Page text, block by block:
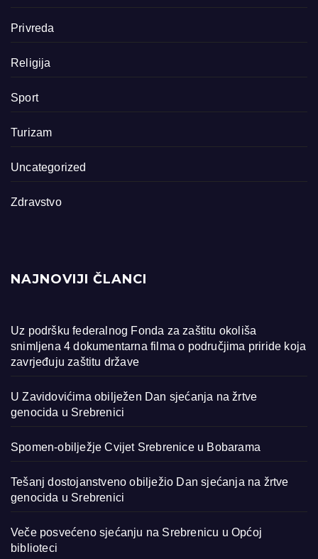
Privreda
Religija
Sport
Turizam
Uncategorized
Zdravstvo
NAJNOVIJI ČLANCI
Uz podršku federalnog Fonda za zaštitu okoliša
snimljena 4 dokumentarna filma o područjima priride koja
zavrjeđuju zaštitu države
U Zavidovićima obilježen Dan sjećanja na žrtve
genocida u Srebrenici
Spomen-obilježje Cvijet Srebrenice u Bobarama
Tešanj dostojanstveno obilježio Dan sjećanja na žrtve
genocida u Srebrenici
Veče posvećeno sjećanju na Srebrenicu u Općoj
biblioteci